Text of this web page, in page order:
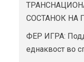
СОСТАНОК НА
ФЕР ИГРА:
еднаквост во